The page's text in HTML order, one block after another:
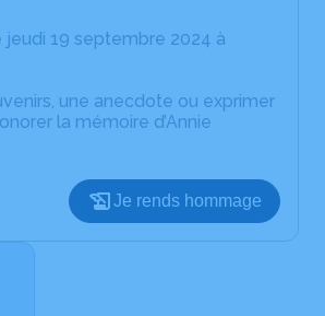
jeudi 19 septembre 2024 à
une anecdote ou exprimer
la mémoire d’Annie
Je rends hommage